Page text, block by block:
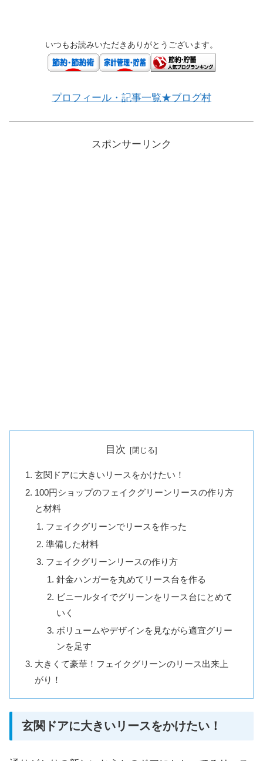
いつもお読みいただきありがとうございます。
プロフィール・記事一覧★ブログ村
スポンサーリンク
目次
玄関ドアに大きいリースをかけたい！
100円ショップのフェイクグリーンリースの作り方
と材料
フェイクグリーンでリースを作った
準備した材料
フェイクグリーンリースの作り方
針金ハンガーを丸めてリース台を作る
ビニールタイでグリーンをリース台にとめて
いく
ボリュームやデザインを見ながら適宜グリー
ンを足す
大きくて豪華！フェイクグリーンのリース出来上
がり！
玄関ドアに大きいリースをかけたい！